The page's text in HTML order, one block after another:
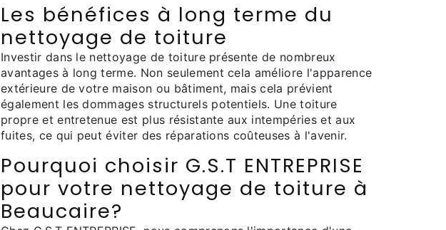
Les bénéfices à long terme du
nettoyage de toiture
Investir dans le nettoyage de toiture présente de nombreux
avantages à long terme. Non seulement cela améliore l'apparence
extérieure de votre maison ou bâtiment, mais cela prévient
également les dommages structurels potentiels. Une toiture
propre et entretenue est plus résistante aux intempéries et aux
fuites, ce qui peut éviter des réparations coûteuses à l'avenir.
Pourquoi choisir G.S.T ENTREPRISE
pour votre nettoyage de toiture à
Beaucaire?